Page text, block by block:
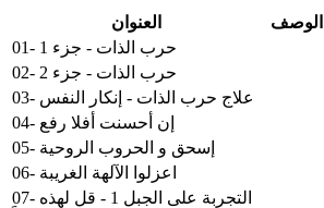
العنوان الوصف
01- حرب الذات - جزء 1
02- حرب الذات - جزء 2
03- علاج حرب الذات - إنكار النفس
04- إن أحسنت أفلا رفع
05- إسحق و الحروب الروحية
06- اعزلوا الآلهة الغريبة
07- التجربة على الجبل 1 - قل لهذه